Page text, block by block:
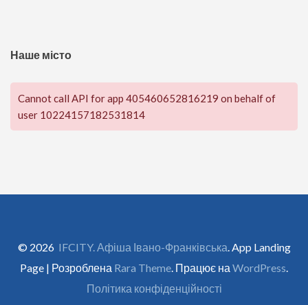
Наше місто
Cannot call API for app 405460652816219 on behalf of
user 10224157182531814
© 2026 IFCITY. Афіша Івано-Франківська . App Landing
Page | Розроблена Rara Theme . Працює на WordPress
Політика конфіденційності